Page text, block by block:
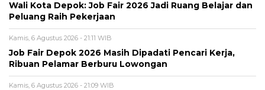
Wali Kota Depok: Job Fair 2026 Jadi Ruang Belajar dan
Peluang Raih Pekerjaan
Kamis, 6 Agustus 2026 - 21:11 WIB
Job Fair Depok 2026 Masih Dipadati Pencari Kerja,
Ribuan Pelamar Berburu Lowongan
Kamis, 6 Agustus 2026 - 21:09 WIB